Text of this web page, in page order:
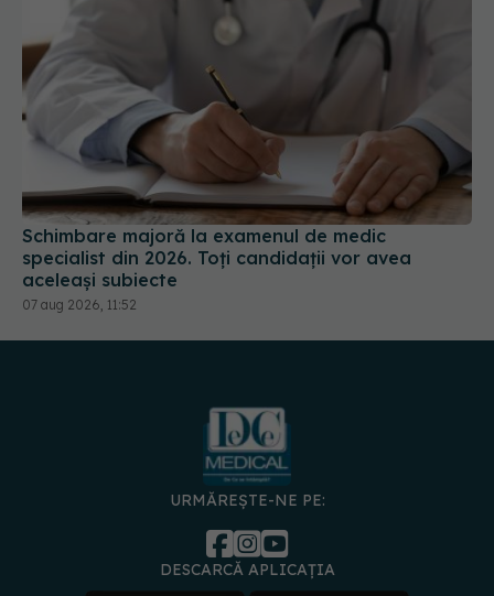
Schimbare majoră la examenul de medic
specialist din 2026. Toți candidații vor avea
aceleași subiecte
07 aug 2026, 11:52
URMĂREȘTE-NE PE:
DESCARCĂ APLICAȚIA